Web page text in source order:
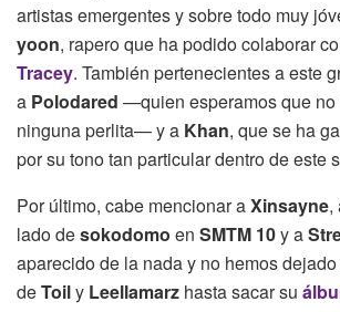
artistas emergentes y sobre todo muy
yoon, rapero que ha podido colaborar
Tracey. También pertenecientes a este
a Polodared —quien esperamos que no
ninguna perlita— y a Khan, que se ha
por su tono tan particular dentro de este
Por último, cabe mencionar aXinsayne,
lado desokodomo en SMTM 10y a
aparecido de la nada y no hemos
deToily Leellamarz hasta sacar su